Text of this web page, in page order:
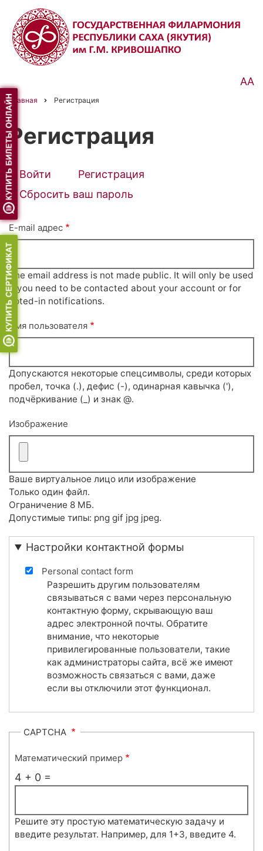
Перейти
основному
содержанию
АА
Строка
навигации
Главная Регистрация
Регистрация
Primary
tabs
Войти Регистрация
Сбросить ваш пароль
E-mail адрес
The email address is not made public. It will only be used
if you need to be contacted about your account or for
opted-in notifications.
Имя пользователя
Допускаются некоторые спецсимволы, среди которых
пробел, точка (.), дефис (-), одинарная кавычка ('),
подчёркивание (_) и знак @.
Изображение
Ваше виртуальное лицо или изображение
Только один файл.
Ограничение 8 МБ.
Допустимые типы: png gif jpg jpeg.
Настройки контактной формы
Personal contact form
Разрешить другим пользователям
связываться с вами через персональную
контактную форму, скрывающую ваш
адрес электронной почты. Обратите
внимание, что некоторые
привилегированные пользователи, такие
как администраторы сайта, всё же имеют
возможность связаться с вами, даже
если вы отключили этот функционал.
CAPTCHA
Математический пример
4 + 0 =
Решите эту простую математическую задачу и
введите результат. Например, для 1+3, введите 4.